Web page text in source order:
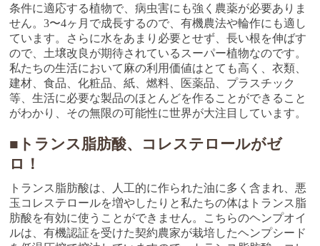
条件に適応する植物で、病虫害にも強く農薬が必要ありま
せん。3〜4ヶ月で成長するので、有機農法や輪作にも適し
ています。さらに水をあまり必要とせず、長い根を伸ばす
ので、土壌改良が期待されているスーパー植物なのです。
私たちの生活において麻の利用価値はとても高く、衣類、
建材、食品、化粧品、紙、燃料、医薬品、プラスチック
等、生活に必要な製品のほとんどを作ることができること
がわかり、その無限の可能性に世界が大注目しています。
■トランス脂肪酸、コレステロールがゼ
ロ！
トランス脂肪酸は、人工的に作られた油に多く含まれ、悪
玉コレステロールを増やしたりと私たちの体はトランス脂
肪酸を有効に使うことができません。こちらのヘンプオイ
ルは、有機認証を受けた契約農家が栽培したヘンプシード